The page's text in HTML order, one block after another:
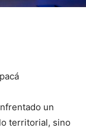
un
territorial, sino